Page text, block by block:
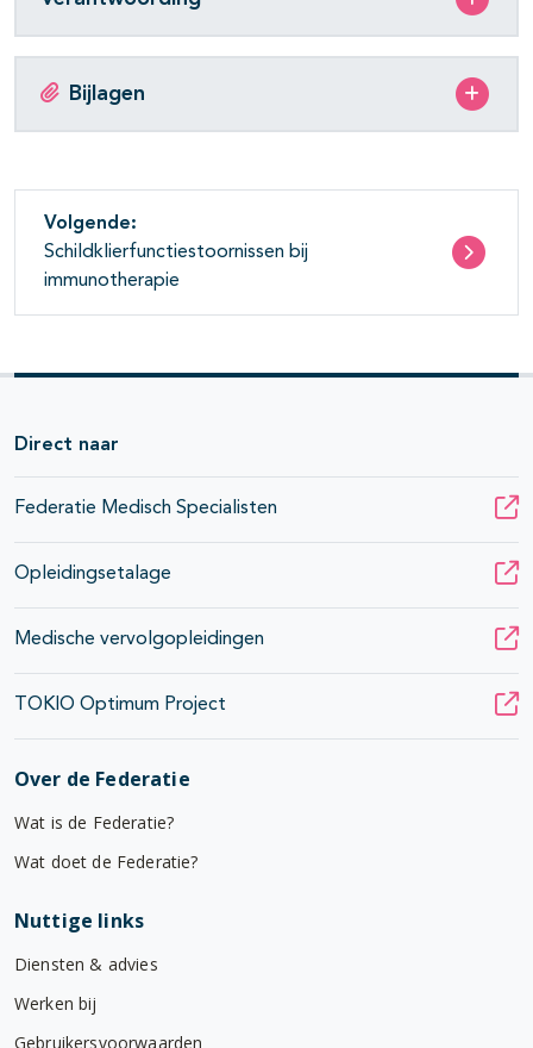
Bijlagen
Volgende:
Schildklierfunctiestoornissen bij
immunotherapie
Direct naar
Federatie Medisch Specialisten
Opleidingsetalage
Medische vervolgopleidingen
TOKIO Optimum Project
Over de Federatie
Wat is de Federatie?
Wat doet de Federatie?
Nuttige links
Diensten & advies
Werken bij
Gebruikersvoorwaarden